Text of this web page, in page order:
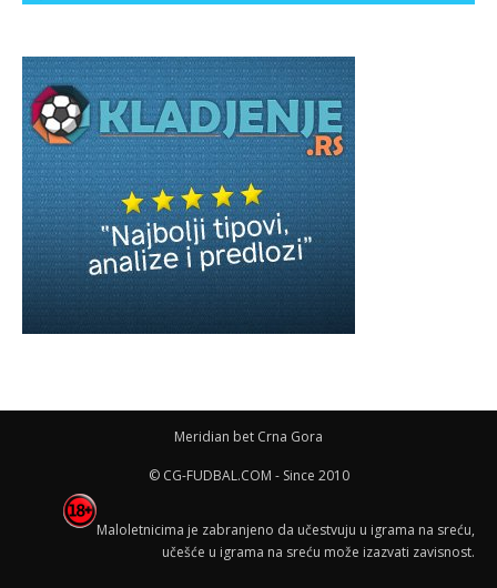
Meridian bet Crna Gora
© CG-FUDBAL.COM - Since 2010
Maloletnicima je zabranjeno da učestvuju u igrama na sreću,
učešće u igrama na sreću može izazvati zavisnost.